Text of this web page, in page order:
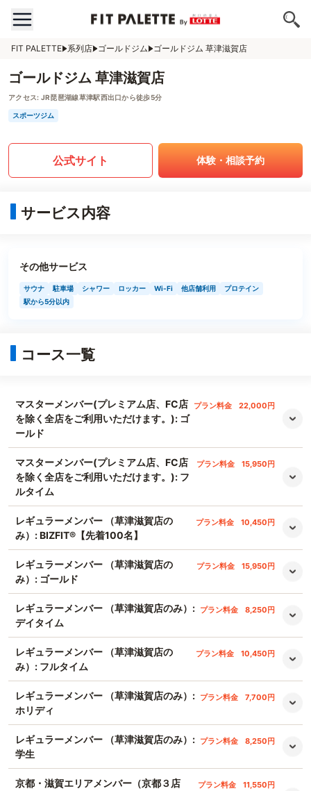
FIT PALETTE 系列店 ゴールドジム ゴールドジム 草津滋賀店
ゴールドジム 草津滋賀店
アクセス: JR琵琶湖線草津駅西出口から徒歩5分
スポーツジム
公式サイト 体験・相談予約
サービス内容
その他サービス
サウナ 駐車場 シャワー ロッカー Wi-Fi 他店舗利用
プロテイン
駅から5分以内
コース一覧
マスターメンバー(プレミアム店、FC店
を除く全店をご利用いただけます。): ゴ
ールド
プラン料金 22,000円
マスターメンバー(プレミアム店、FC店
を除く全店をご利用いただけます。): フ
ルタイム
プラン料金 15,950円
レギュラーメンバー （草津滋賀店の
み）: BIZFIT®️【先着100名】
プラン料金 10,450円
レギュラーメンバー （草津滋賀店の
み）: ゴールド
プラン料金 15,950円
レギュラーメンバー （草津滋賀店のみ）:
デイタイム
プラン料金 8,250円
レギュラーメンバー （草津滋賀店の
み）: フルタイム
プラン料金 10,450円
レギュラーメンバー （草津滋賀店のみ）:
ホリディ
プラン料金 7,700円
レギュラーメンバー （草津滋賀店のみ）:
学生
プラン料金 8,250円
京都・滋賀エリアメンバー（京都３店
プラン料金 11,550円